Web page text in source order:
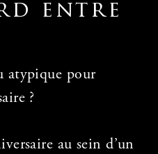
entre
atypique pour
?
au sein d’un